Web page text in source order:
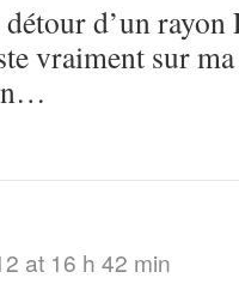
détour d’un
vraiment sur
at 16 h 42 min